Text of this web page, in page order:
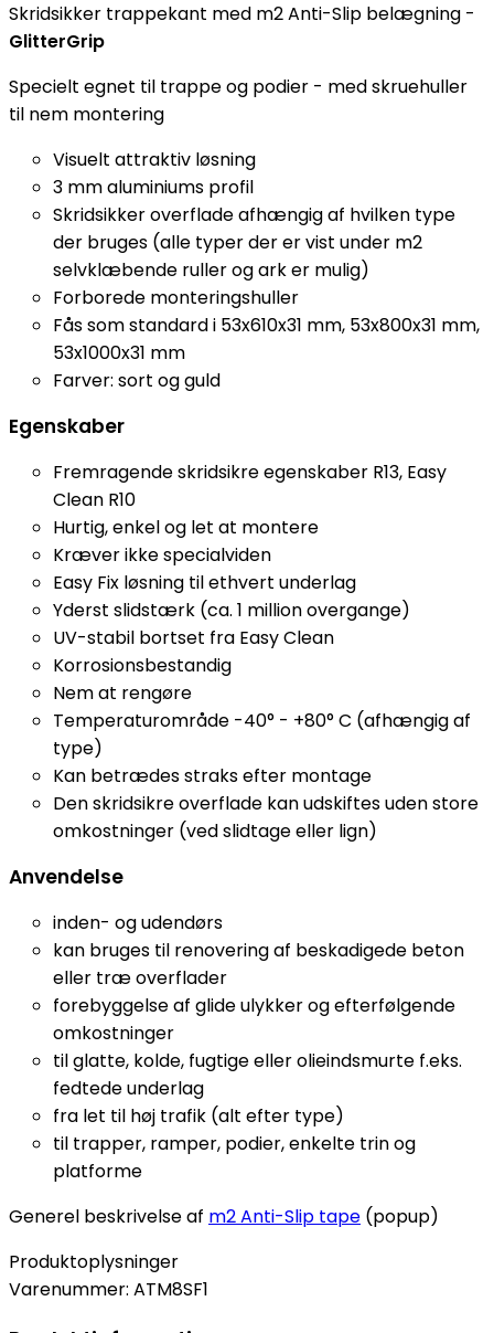
Skridsikker trappekant med m2 Anti-Slip belægning -
GlitterGrip
Specielt egnet til trappe og podier - med skruehuller
til nem montering
Visuelt attraktiv løsning
3 mm aluminiums profil
Skridsikker overflade afhængig af hvilken type
der bruges (alle typer der er vist under m2
selvklæbende ruller og ark er mulig)
Forborede monteringshuller
Fås som standard i 53x610x31 mm, 53x800x31 mm,
53x1000x31 mm
Farver: sort og guld
Egenskaber
Fremragende skridsikre egenskaber R13, Easy
Clean R10
Hurtig, enkel og let at montere
Kræver ikke specialviden
Easy Fix løsning til ethvert underlag
Yderst slidstærk (ca. 1 million overgange)
UV-stabil bortset fra Easy Clean
Korrosionsbestandig
Nem at rengøre
Temperaturområde -40° - +80° C (afhængig af
type)
Kan betrædes straks efter montage
Den skridsikre overflade kan udskiftes uden store
omkostninger (ved slidtage eller lign)
Anvendelse
inden- og udendørs
kan bruges til renovering af beskadigede beton
eller træ overflader
forebyggelse af glide ulykker og efterfølgende
omkostninger
til glatte, kolde, fugtige eller olieindsmurte f.eks.
fedtede underlag
fra let til høj trafik (alt efter type)
til trapper, ramper, podier, enkelte trin og
platforme
Generel beskrivelse af m2 Anti-Slip tape (popup)
Produktoplysninger
Varenummer: ATM8SF1